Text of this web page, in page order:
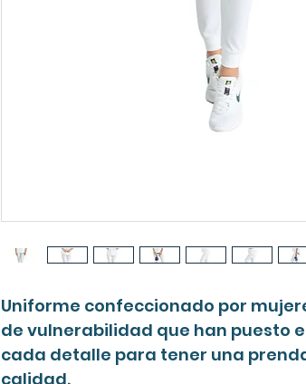
Uniforme confeccionado por
de vulnerabilidad que han puesto
cada detalle para tener una
calidad.